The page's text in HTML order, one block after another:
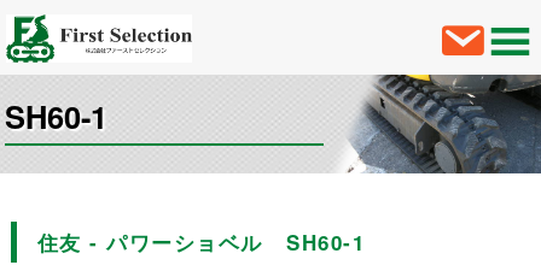
SH60-1
住友 - パワーショベル SH60-1